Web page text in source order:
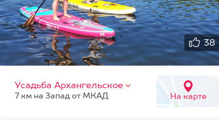
38
Усадьба Архангельское
На карте
7 км на Запад от МКАД